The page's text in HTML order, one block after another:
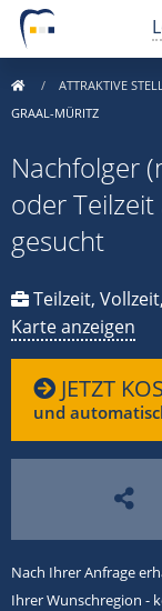
ATTRAKTIVE
GRAAL-MÜRITZ
Nachfolger
oder
gesucht
Teilzeit,
Karte anzeigen
JETZT
und
Nach Ihrer Anfrage
Ihrer Wunschregion -